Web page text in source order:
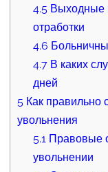
4.5 Выходные
отработки
4.6
4.7 В каких
дней
5Как правильно
увольнения
5.1 Правовые
увольнении